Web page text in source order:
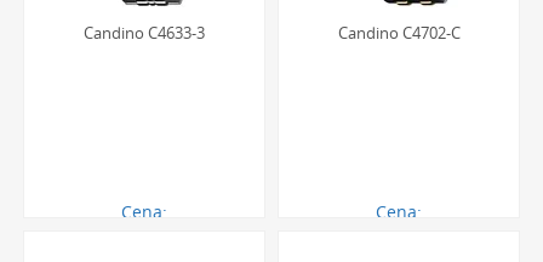
Candino C4633-3
Cena:
Candino C4702-C
Cena: